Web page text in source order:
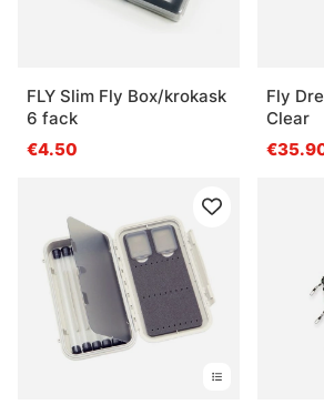
FLY Slim Fly Box/krokask
6 fack
€4.50
Fly
Clear